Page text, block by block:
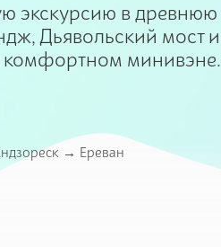
экскурсию в древнюю
Дьявольский мост и
комфортном минивэне.
→ Ереван